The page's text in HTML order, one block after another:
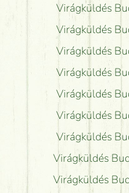
Virágküldés
Virágküldés
Virágküldés
Virágküldés
Virágküldés
Virágküldés
Virágküldés
Virágküldés
Virágküldés